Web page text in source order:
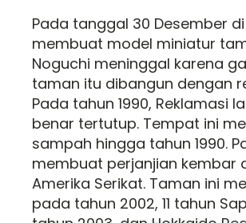
Pada tanggal 30 Desember
membuat model miniatur
Noguchi meninggal karena
taman itu dibangun dengan
Pada tahun 1990,
benar tertutup. Tempat ini
sampah hingga tahun 1990.
membuat perjanjian kembar
Amerika Serikat. Taman ini
pada tahun 2002, 11 tahun